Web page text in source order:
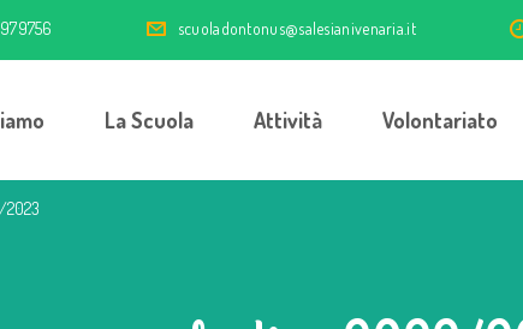
scuoladontonus@salesianivenaria.it
La Scuola Attività Volontariato
2023